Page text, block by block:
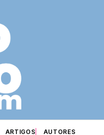
ARTIGOS AUTORES